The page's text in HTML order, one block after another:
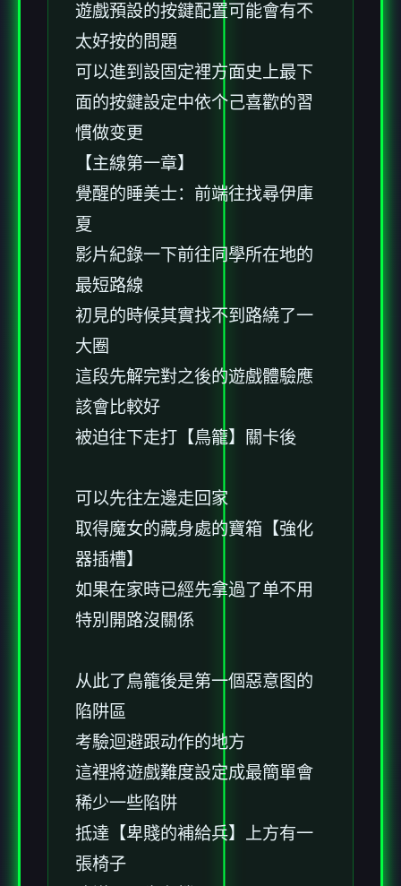
遊戲預設的按鍵配置可能會有不
太好按的問題
可以進到設固定裡方面史上最下
面的按鍵設定中依个己喜歡的習
慣做变更
【主線第一章】
覺醒的睡美士：前端往找尋伊庫
夏
影片紀錄一下前往同學所在地的
最短路線
初見的時候其實找不到路繞了一
大圈
這段先解完對之後的遊戲體驗應
該會比較好
被迫往下走打【鳥籠】關卡後
可以先往左邊走回家
取得魔女的藏身處的寶箱【強化
器插槽】
如果在家時已經先拿過了单不用
特別開路沒關係
从此了鳥籠後是第一個惡意图的
陷阱區
考驗迴避跟动作的地方
這裡將遊戲難度設定成最簡單會
稀少一些陷阱
抵達【卑賤的補給兵】上方有一
張椅子